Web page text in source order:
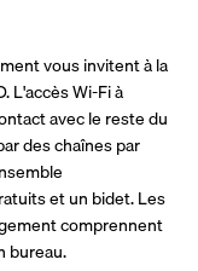
vous invitent à la
L'accès Wi-Fi à
avec le reste du
des chaînes par
et un bidet. Les
comprennent
bureau.